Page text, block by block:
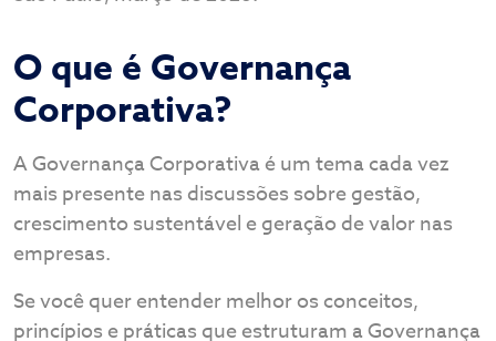
O que é Governança
Corporativa?
A Governança Corporativa é um tema cada vez
mais presente nas discussões sobre gestão,
crescimento sustentável e geração de valor nas
empresas.
Se você quer entender melhor os conceitos,
princípios e práticas que estruturam a Governança